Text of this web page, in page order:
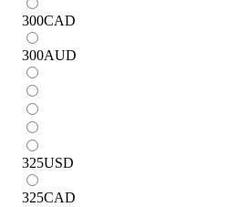
300CAD
300AUD
325USD
325CAD